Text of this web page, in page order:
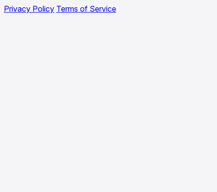
Privacy Policy Terms of Service